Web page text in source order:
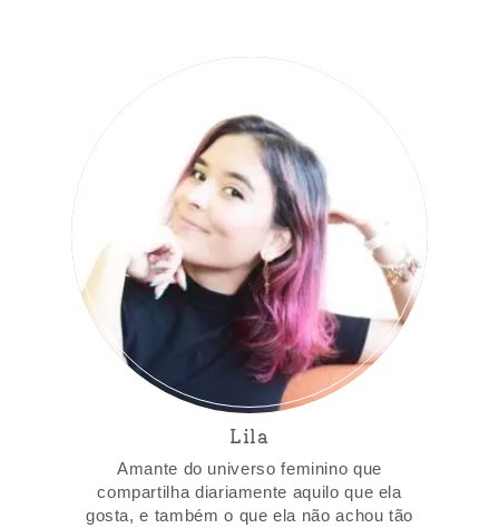
Lila
Amante do universo feminino que
compartilha diariamente aquilo que ela
gosta, e também o que ela não achou tão